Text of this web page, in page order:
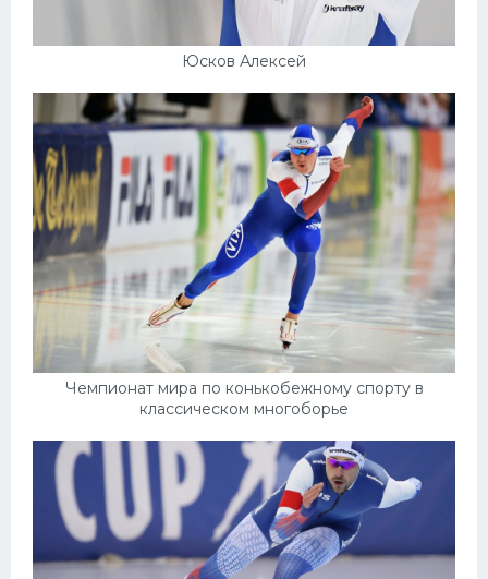
Юсков Алексей
Чемпионат мира по конькобежному спорту в
классическом многоборье